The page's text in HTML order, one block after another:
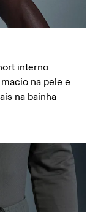
larga da
o tornozelo.
interno
na pele e
na bainha